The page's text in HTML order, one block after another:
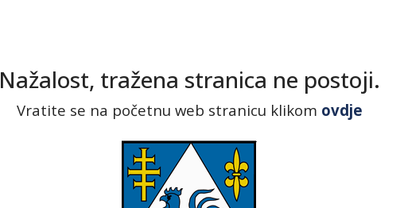
Nažalost, tražena stranica ne postoji.
Vratite se na početnu web stranicu klikom ovdje